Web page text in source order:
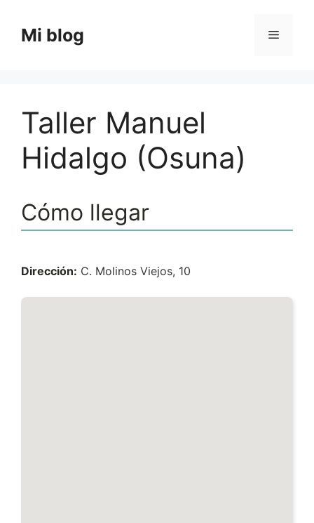
contenido
Mi blog Menú
Taller Manuel
Hidalgo (Osuna)
Cómo llegar
Dirección: C. Molinos Viejos, 10